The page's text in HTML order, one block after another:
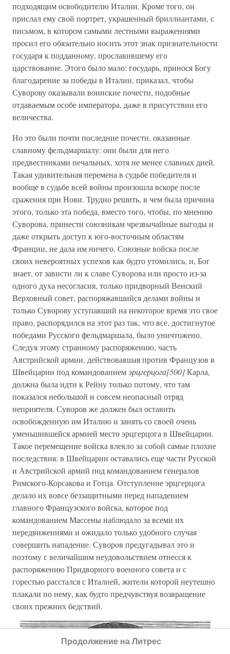
подходящим освободителю Италии. Кроме того, он
прислал ему свой портрет, украшенный бриллиантами, с
письмом, в котором самыми лестными выражениями
просил его обязательно носить этот знак признательности
государя к подданному, прославившему его
царствование. Этого было мало: государь, принося Богу
благодарение за победы в Италии, приказал, чтобы
Суворову оказывали воинские почести, подобные
отдаваемым особе императора, даже в присутствии его
величества.
Но это были почти последние почести, оказанные
славному фельдмаршалу: они были для него
предвестниками печальных, хотя не менее славных дней.
Такая удивительная перемена в судьбе победителя и
вообще в судьбе всей войны произошла вскоре после
сражения при Нови. Трудно решить, в чем была причина
этого, только эта победа, вместо того, чтобы, по мнению
Суворова, принести союзникам чрезвычайные выгоды и
даже открыть доступ к юго-восточным областям
Франции, не дала им ничего. Союзные войска после
своих невероятных успехов как будто утомились, и, Бог
знает, от зависти ли к славе Суворова или просто из-за
одного духа несогласия, только придворный Венский
Верховный совет, распоряжавшийся делами войны и
только Суворову уступавший на некоторое время это свое
право, распорядился на этот раз так, что все, достигнутое
победами Русского фельдмаршала, было уничтожено.
Следуя этому странному распоряжению, часть
Австрийской армии, действовавшая против Французов в
Швейцарии под командованиемэрцгерцога[500]Карла,
должна была идти к Рейну только потому, что там
показался небольшой и совсем неопасный отряд
неприятеля. Суворов же должен был оставить
освобожденную им Италию и занять со своей очень
уменьшившейся армией место эрцгерцога в Швейцарии.
Такое перемещение войска влекло за собой самые плохие
последствия: в Швейцарии оставались еще части Русской
и Австрийской армий под командованием генералов
Римского-Корсакова и Готца. Отступление эрцгерцога
делало их вовсе беззащитными перед нападением
главного Французского войска, которое под
командованием Массены наблюдало за всеми их
передвижениями и ожидало только удобного случая
совершить нападение. Суворов предугадывал это и
поэтому с величайшим неудовольствием отнесся к
распоряжению Придворного военного совета и с
горестью расстался с Италией, жители которой неутешно
плакали по нему, как будто предчувствуя возвращение
своих прежних бедствий.
Продолжение на Литрес